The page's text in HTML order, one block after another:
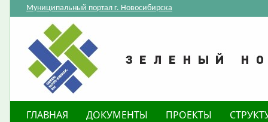
Муниципальный портал г. Новосибирска
ГЛАВНАЯ ДОКУМЕНТЫ ПРОЕКТЫ